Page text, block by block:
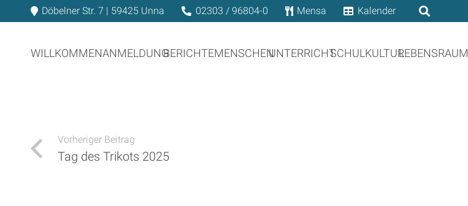
Döbelner Str. 7 | 59425 Unna 02303 / 96804-0 Mensa Kalender
WILLKOMMENANMELDUNGBERICHTEMENSCHENUNTERRICHTSCHULKULTURLEBENSRAUM
Vorheriger Beitrag
Tag des Trikots 2025